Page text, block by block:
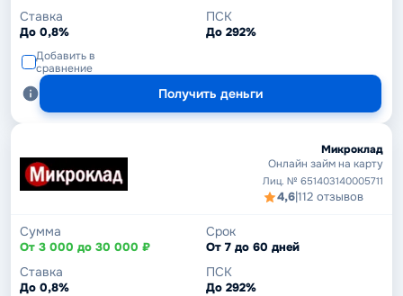
Ставка
До 0,8%
ПСК
До 292%
Добавить в
сравнение
Получить деньги
Микроклад
Онлайн займ на карту
Лиц. № 651403140005711
4,6|112 отзывов
Сумма
От 3 000 до 30 000 ₽
Срок
От 7 до 60 дней
Ставка
До 0,8%
ПСК
До 292%